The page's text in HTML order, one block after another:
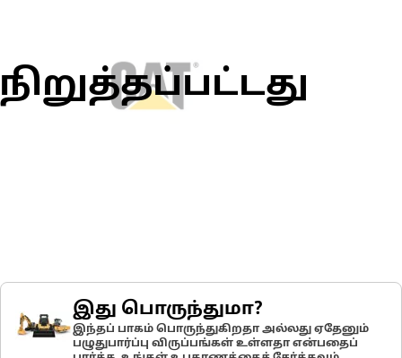
நிறுத்தப்பட்டது
இது பொருந்துமா?
இந்தப் பாகம் பொருந்துகிறதா அல்லது ஏதேனும்
பழுதுபார்ப்பு விருப்பங்கள் உள்ளதா என்பதைப்